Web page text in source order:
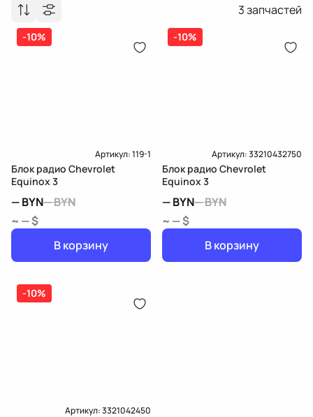
3запчастей
-10%
Артикул:119-1
Блок радио Chevrolet
Equinox 3
—BYN—BYN
~ — $
В корзину
-10%
Артикул:33210432750
Блок радио Chevrolet
Equinox 3
—BYN—BYN
~ — $
В корзину
-10%
Артикул:3321042450